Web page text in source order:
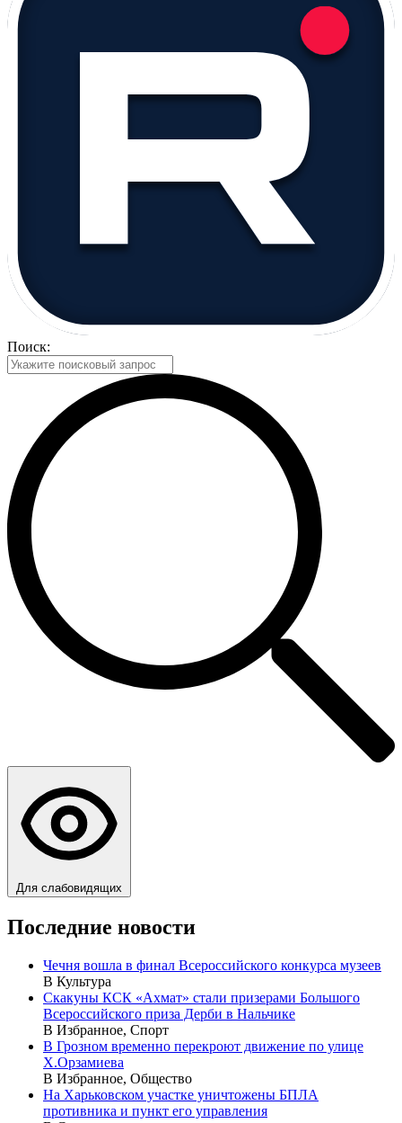
Поиск:
Для слабовидящих
Последние новости
Чечня вошла в финал Всероссийского конкурса музеев
В Культура
Скакуны КСК «Ахмат» стали призерами Большого
Всероссийского приза Дерби в Нальчике
В Избранное, Спорт
В Грозном временно перекроют движение по улице
Х.Орзамиева
В Избранное, Общество
На Харьковском участке уничтожены БПЛА
противника и пункт его управления